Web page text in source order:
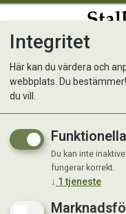
Kong
Integritet
Här kan du värdera och
webbplats. Du
du vill.
Funktionella
Du kan inte
fungerar korrekt.
↓ 1 tjeneste